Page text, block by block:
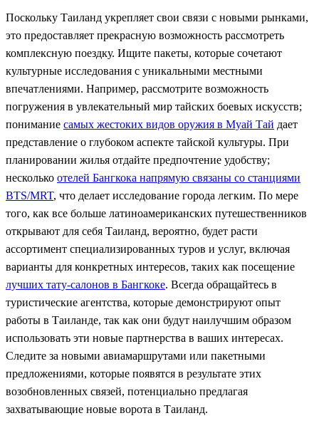
Поскольку Таиланд укрепляет свои связи с новыми рынками,
это предоставляет прекрасную возможность рассмотреть
комплексную поездку. Ищите пакеты, которые сочетают
культурные исследования с уникальными местными
впечатлениями. Например, рассмотрите возможность
погружения в увлекательный мир тайских боевых искусств;
понимание самых жестоких видов оружия в Муай Тай дает
представление о глубоком аспекте тайской культуры. При
планировании жилья отдайте предпочтение удобству;
несколько отелей Бангкока напрямую связаны со станциями
BTS/MRT, что делает исследование города легким. По мере
того, как все больше латиноамериканских путешественников
открывают для себя Таиланд, вероятно, будет расти
ассортимент специализированных туров и услуг, включая
варианты для конкретных интересов, таких как посещение
лучших тату-салонов в Бангкоке. Всегда обращайтесь в
туристические агентства, которые демонстрируют опыт
работы в Таиланде, так как они будут наилучшим образом
использовать эти новые партнерства в ваших интересах.
Следите за новыми авиамаршрутами или пакетными
предложениями, которые появятся в результате этих
возобновленных связей, потенциально предлагая
захватывающие новые ворота в Таиланд.